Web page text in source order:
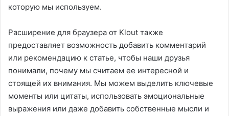
которую мы используем.
Расширение для браузера от Klout также
предоставляет возможность добавить комментарий
или рекомендацию к статье, чтобы наши друзья
понимали, почему мы считаем ее интересной и
стоящей их внимания. Мы можем выделить ключевые
моменты или цитаты, использовать эмоциональные
выражения или даже добавить собственные мысли и